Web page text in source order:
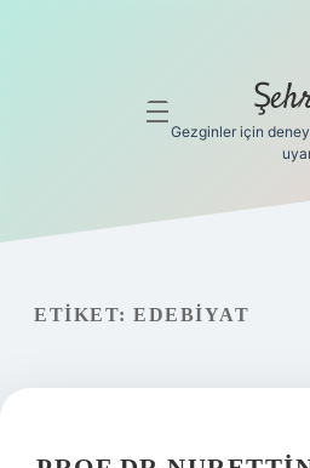
Gizlilik
Yasal Uyarı
Hakkımızda
menüyü
Gezginler için
ETIKET: EDEBIYAT